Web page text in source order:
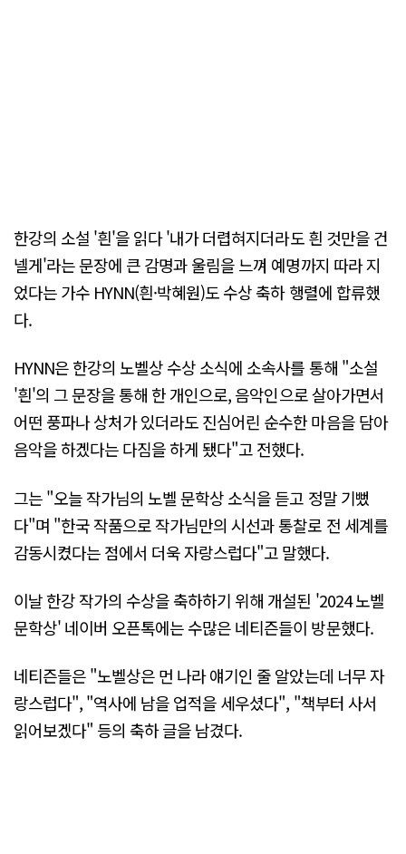
한강의 소설 '흰'을 읽다 '내가 더렵혀지더라도 흰 것만을 건
넬게'라는 문장에 큰 감명과 울림을 느껴 예명까지 따라 지
었다는 가수 HYNN(흰·박혜원)도 수상 축하 행렬에 합류했
다.
HYNN은 한강의 노벨상 수상 소식에 소속사를 통해 "소설
'흰'의 그 문장을 통해 한 개인으로, 음악인으로 살아가면서
어떤 풍파나 상처가 있더라도 진심어린 순수한 마음을 담아
음악을 하겠다는 다짐을 하게 됐다"고 전했다.
그는 "오늘 작가님의 노벨 문학상 소식을 듣고 정말 기뻤
다"며 "한국 작품으로 작가님만의 시선과 통찰로 전 세계를
감동시켰다는 점에서 더욱 자랑스럽다"고 말했다.
이날 한강 작가의 수상을 축하하기 위해 개설된 '2024 노벨
문학상' 네이버 오픈톡에는 수많은 네티즌들이 방문했다.
네티즌들은 "노벨상은 먼 나라 얘기인 줄 알았는데 너무 자
랑스럽다", "역사에 남을 업적을 세우셨다", "책부터 사서
읽어보겠다" 등의 축하 글을 남겼다.